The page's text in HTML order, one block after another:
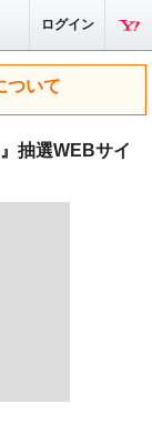
ログイン
ついて
抽選WEBサイ